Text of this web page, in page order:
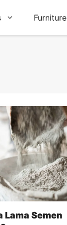
Furniture
Lama Semen